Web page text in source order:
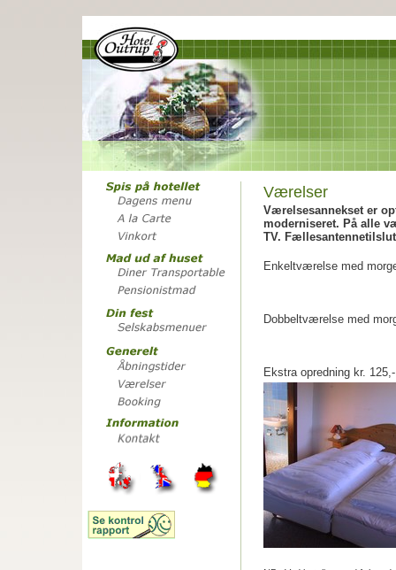
Værelser
Værelsesannekset er
moderniseret. På alle
TV.
Enkeltværelse med
Dobbeltværelse med
Ekstra opredning kr.